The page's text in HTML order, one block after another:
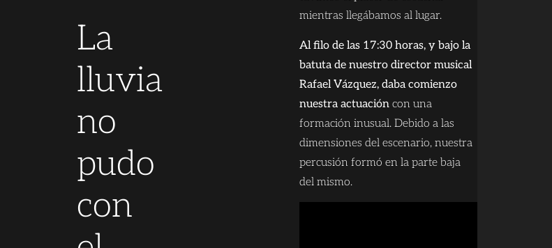
La
lluvia
no
pudo
con
mientras llegábamos al lugar.
Al filo de las 17:30 horas, y bajo la
batuta de nuestro director musical
Rafael Vázquez, daba comienzo
nuestra actuacióncon una
formación inusual. Debido a las
dimensiones del escenario, nuestra
percusión formó en la parte baja
del mismo.